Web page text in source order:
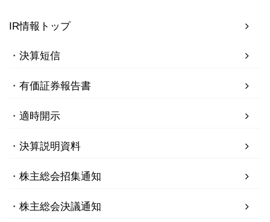
IR情報トップ
決算短信
有価証券報告書
適時開示
決算説明資料
株主総会招集通知
株主総会決議通知